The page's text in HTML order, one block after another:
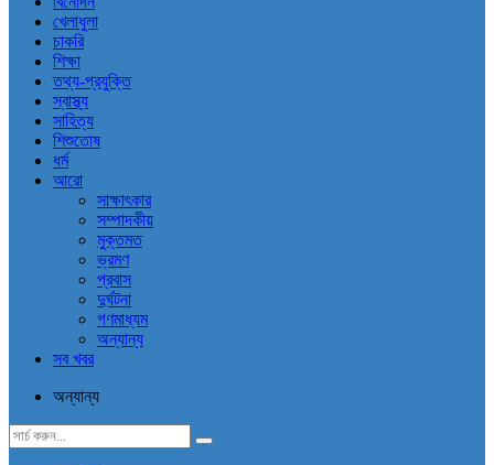
খেলাধুলা
চাকরি
শিক্ষা
তথ্য-প্রযুক্তি
স্বাস্থ্য
সাহিত্য
শিশুতোষ
ধর্ম
আরো
সাক্ষাৎকার
সম্পাদকীয়
মুক্তমত
ভ্রমণ
প্রবাস
দুর্ঘটনা
গণমাধ্যম
অন্যান্য
সব খবর
অন্যান্য